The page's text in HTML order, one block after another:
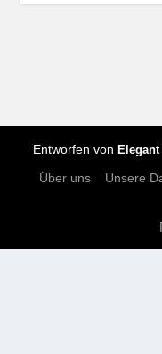
Entworfen von
Über uns Unsere